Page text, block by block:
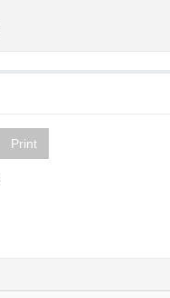
Print